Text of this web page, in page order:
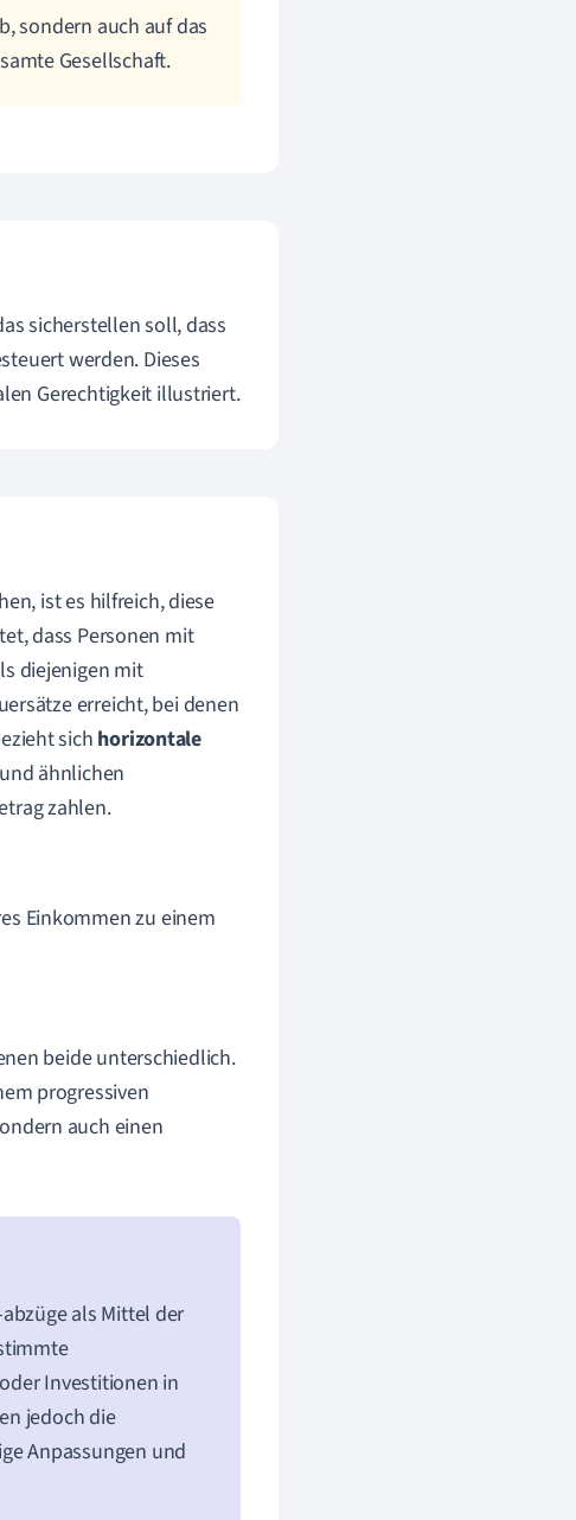
sondern auch auf das
Gesellschaft.
sicherstellen soll, dass
werden. Dieses
Gerechtigkeit illustriert.
ist es hilfreich, diese
dass Personen mit
diejenigen mit
erreicht, bei denen
sich horizontale
ähnlichen
zahlen.
Einkommen zu einem
beide unterschiedlich.
progressiven
auch einen
als Mittel der
Investitionen in
jedoch die
Anpassungen und